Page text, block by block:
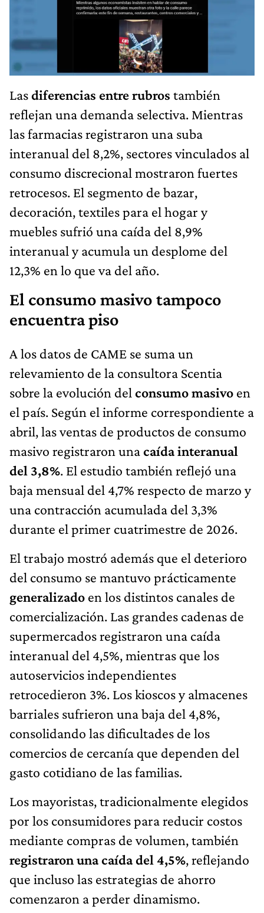
Lasdiferencias entre rubros también
reflejan una demanda selectiva. Mientras
las farmacias registraron una suba
interanual del 8,2%, sectores vinculados al
consumo discrecional mostraron fuertes
retrocesos. El segmento de bazar,
decoración, textiles para el hogar y
muebles sufrió una caída del 8,9%
interanual y acumula un desplome del
12,3% en lo que va del año.
El consumo masivo tampoco
encuentra piso
A los datos de CAME se suma un
relevamiento de la consultora Scentia
sobre la evolución del consumo masivo en
el país. Según el informe correspondiente a
abril, las ventas de productos de consumo
masivo registraron unacaída interanual
del 3,8%. El estudio también reflejó una
baja mensual del 4,7% respecto de marzo y
una contracción acumulada del 3,3%
durante el primer cuatrimestre de 2026.
El trabajo mostró además que el deterioro
del consumo se mantuvo prácticamente
generalizado en los distintos canales de
comercialización. Las grandes cadenas de
supermercados registraron una caída
interanual del 4,5%, mientras que los
autoservicios independientes
retrocedieron 3%. Los kioscos y almacenes
barriales sufrieron una baja del 4,8%,
consolidando las dificultades de los
comercios de cercanía que dependen del
gasto cotidiano de las familias.
Los mayoristas, tradicionalmente elegidos
por los consumidores para reducir costos
mediante compras de volumen, también
registraron una caída del 4,5%, reflejando
que incluso las estrategias de ahorro
comenzaron a perder dinamismo.